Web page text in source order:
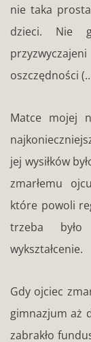
nie taka
dzieci. Nie
oszczędności
Matce mojej
jej wysiłków
zmarłemu
które powoli
trzeba było
wykształcenie.
Gdy ojciec
gimnazjum aż
zabrakło